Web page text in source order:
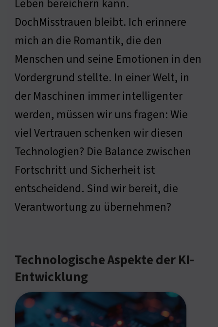
Leben bereichern kann.
DochMisstrauen bleibt. Ich erinnere
mich an die Romantik, die den
Menschen und seine Emotionen in den
Vordergrund stellte. In einer Welt, in
der Maschinen immer intelligenter
werden, müssen wir uns fragen: Wie
viel Vertrauen schenken wir diesen
Technologien? Die Balance zwischen
Fortschritt und Sicherheit ist
entscheidend. Sind wir bereit, die
Verantwortung zu übernehmen?
Technologische Aspekte der KI-
Entwicklung